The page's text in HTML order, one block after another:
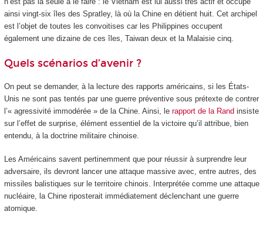
ainsi vingt-six îles des Spratley, là où la Chine en détient huit. Cet archipel
est l’objet de toutes les convoitises car les Philippines occupent
également une dizaine de ces îles, Taiwan deux et la Malaisie cinq.
Quels scénarios d’avenir ?
On peut se demander, à la lecture des rapports américains, si les États-
Unis ne sont pas tentés par une guerre préventive sous prétexte de contrer
l’« agressivité immodérée » de la Chine. Ainsi, le rapport de la Rand insiste
sur l’effet de surprise, élément essentiel de la victoire qu’il attribue, bien
entendu, à la doctrine militaire chinoise.
Les Américains savent pertinemment que pour réussir à surprendre leur
adversaire, ils devront lancer une attaque massive avec, entre autres, des
missiles balistiques sur le territoire chinois. Interprétée comme une attaque
nucléaire, la Chine riposterait immédiatement déclenchant une guerre
atomique.